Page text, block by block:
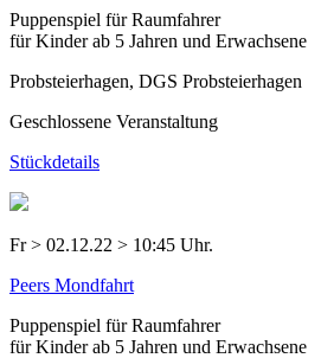
Puppenspiel für Raumfahrer
für Kinder ab 5 Jahren und Erwachsene
Probsteierhagen, DGS Probsteierhagen
Geschlossene Veranstaltung
Stückdetails
Fr > 02.12.22 > 10:45 Uhr.
Peers Mondfahrt
Puppenspiel für Raumfahrer
für Kinder ab 5 Jahren und Erwachsene